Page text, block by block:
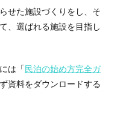
せた施設づくりをし、そ
、選ばれる施設を目指し
は「 民泊の始め方完全ガ
資料をダウンロードする